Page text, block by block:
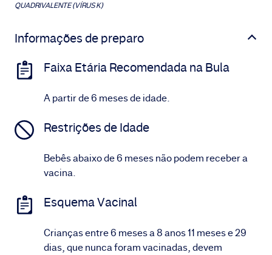
QUADRIVALENTE (VÍRUS K)
Informações de preparo
Faixa Etária Recomendada na Bula
A partir de 6 meses de idade.
Restrições de Idade
Bebês abaixo de 6 meses não podem receber a
vacina.
Esquema Vacinal
Crianças entre 6 meses a 8 anos 11 meses e 29
dias, que nunca foram vacinadas, devem